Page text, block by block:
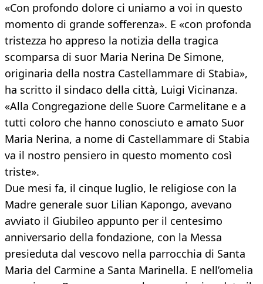
«Con profondo dolore ci uniamo a voi in questo
momento di grande sofferenza». E «con profonda
tristezza ho appreso la notizia della tragica
scomparsa di suor Maria Nerina De Simone,
originaria della nostra Castellammare di Stabia»,
ha scritto il sindaco della città, Luigi Vicinanza.
«Alla Congregazione delle Suore Carmelitane e a
tutti coloro che hanno conosciuto e amato Suor
Maria Nerina, a nome di Castellammare di Stabia
va il nostro pensiero in questo momento così
triste».
Due mesi fa, il cinque luglio, le religiose con la
Madre generale suor Lilian Kapongo, avevano
avviato il Giubileo appunto per il centesimo
anniversario della fondazione, con la Messa
presieduta dal vescovo nella parrocchia di Santa
Maria del Carmine a Santa Marinella. E nell’omelia